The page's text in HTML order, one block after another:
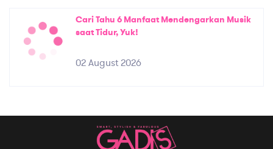
Cari Tahu 6 Manfaat Mendengarkan Musik
saat Tidur, Yuk!
02 August 2026